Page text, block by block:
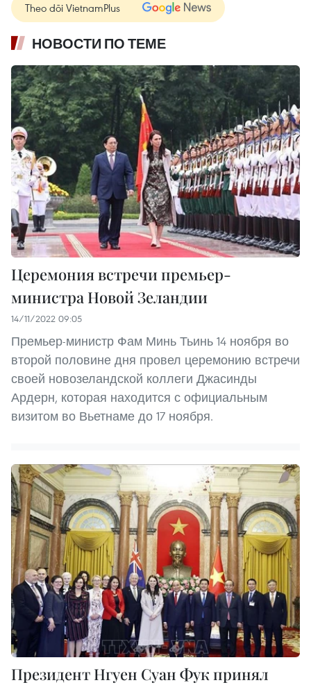
Theo dõi VietnamPlus
НОВОСТИ ПО ТЕМЕ
Церемония встречи премьер-
министра Новой Зеландии
14/11/2022 09:05
Премьер-министр Фам Минь Тьинь 14 ноября во
второй половине дня провел церемонию встречи
своей новозеландской коллеги Джасинды
Ардерн, которая находится с официальным
визитом во Вьетнаме до 17 ноября.
Президент Нгуен Суан Фук принял